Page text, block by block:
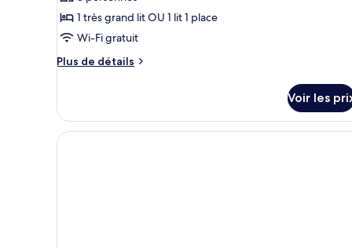
pour
ce
type
de
Chambre
Double
Standard,
1 très grand lit OU 1 lit 1 place
Wi-Fi gratuit
Plus de détails
Plus
le
type
de
Voir les